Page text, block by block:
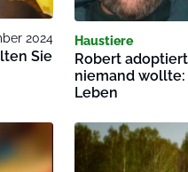
2024
Sie
Haustiere
Robert
niemand
Leben